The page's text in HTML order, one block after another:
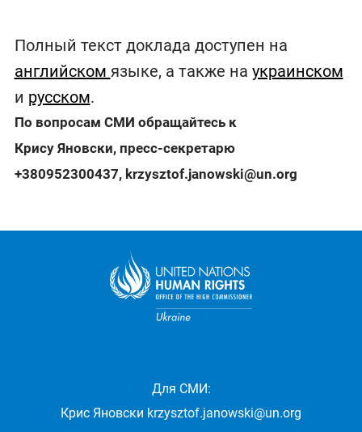
Полный текст доклада доступен на
английском языке, а также на украинском
и русском.
По вопросам СМИ обращайтесь к
Крису Яновски, пресс-секретарю
+380952300437, krzysztof.janowski@un.org
Для СМИ:
Крис Яновски krzysztof.janowski@un.org